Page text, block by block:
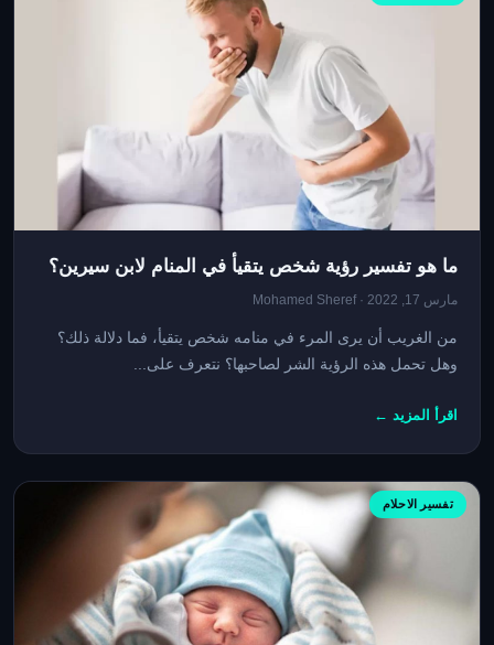
ما هو تفسير رؤية شخص يتقيأ في المنام لابن سيرين؟
مارس 17, 2022 · Mohamed Sheref
من الغريب أن يرى المرء في منامه شخص يتقيأ، فما دلالة ذلك؟
وهل تحمل هذه الرؤية الشر لصاحبها؟ نتعرف على...
اقرأ المزيد ←
تفسير الاحلام